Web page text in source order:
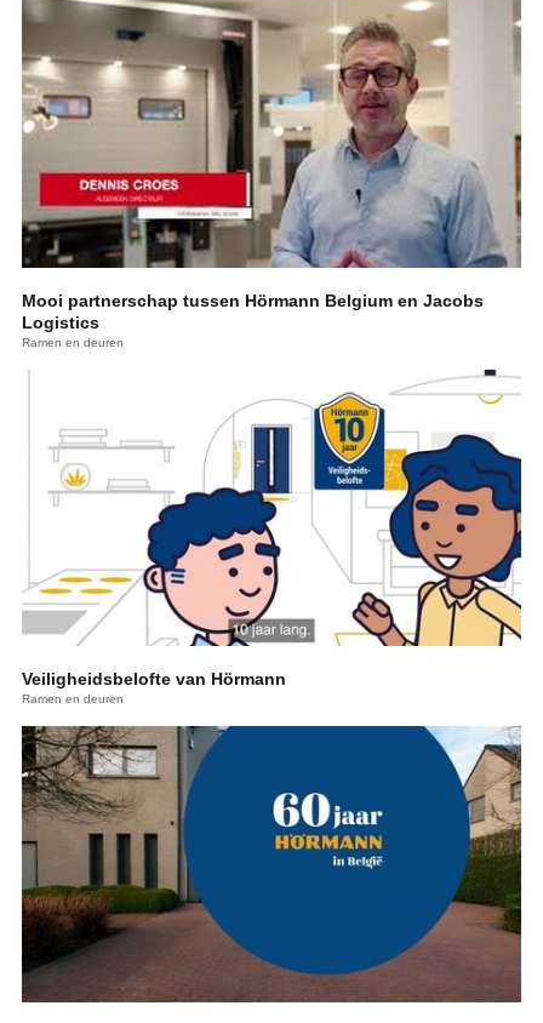
Mooi partnerschap tussen Hörmann Belgium en Jacobs
Logistics
Ramen en deuren
Veiligheidsbelofte van Hörmann
Ramen en deuren